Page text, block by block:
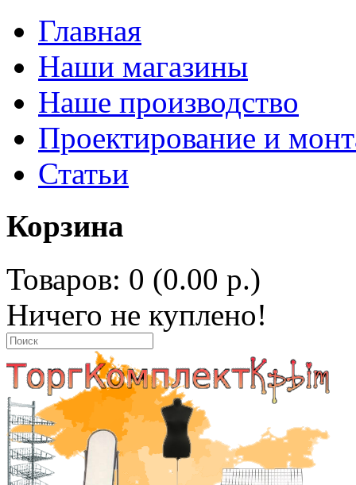
Главная
Наши магазины
Наше производство
Проектирование и
Статьи
Корзина
Товаров: 0 (0.00 р.)
Ничего не куплено!